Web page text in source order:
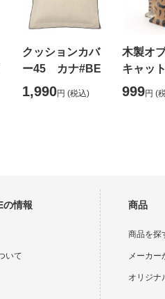
クッションカバ
ー45 カナ#BE
1,990円 (税込)
木製オ
キャット
999円 (
の情報
いて
商品
商品を探
メーカー
オリジナ